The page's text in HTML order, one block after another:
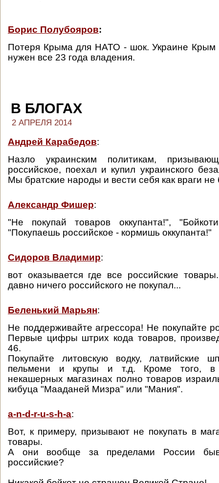
Борис Полубояров:
Потеря Крыма для НАТО - шок. Украине Крым
нужен все 23 года владения.
В БЛОГАХ
2 АПРЕЛЯ 2014
Андрей Карабедов:
Назло украинским политикам,
российское, поехал и купил украинского
Мы братские народы и вести себя как враги не
Александр Фишер:
"Не покупай товаров оккупанта!",
"Покупаешь российское - кормишь оккупанта!"
Сидоров Владимир:
вот оказывается где все российские
давно ничего российского не покупал...
Беленький Марьян:
Не поддерживайте агрессора! Не покупайте
Первые цифры штрих кода товаров,
46.
Покупайте литовскую водку, латвийские
пельмени и крупы и т.д. Кроме того, в
некашерных магазинах полно товаров
кибуца "Мааданей Мизра" или "Мания".
a-n-d-r-u-s-h-a:
Вот, к примеру, призывают не покупать в
товары.
А они вообще за пределами России
российские?